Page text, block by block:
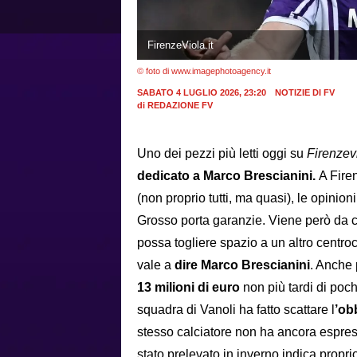
FirenzeViola.it
© foto di www.imagephotoagency.it
SABATO 4 LUGLIO 2026, 23:20
NOTIZIE DI FV
di REDAZIONE FV
Uno dei pezzi più letti oggi su
dedicato a Marco Brescianini. A
(non proprio tutti, ma quasi), le
Grosso porta garanzie. Viene però da
possa togliere spazio a un altro
vale a dire Marco Brescianini. Anche
13 milioni di euro non più tardi di
squadra di Vanoli ha fatto scattare l
stesso calciatore non ha ancora